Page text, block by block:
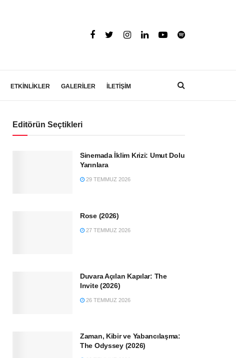
ETKİNLİKLER GALERİLER İLETİŞİM
Editörün Seçtikleri
Sinemada İklim Krizi: Umut Dolu
Yarınlara
29 TEMMUZ 2026
Rose (2026)
27 TEMMUZ 2026
Duvara Açılan Kapılar: The
Invite (2026)
26 TEMMUZ 2026
Zaman, Kibir ve Yabancılaşma:
The Odyssey (2026)